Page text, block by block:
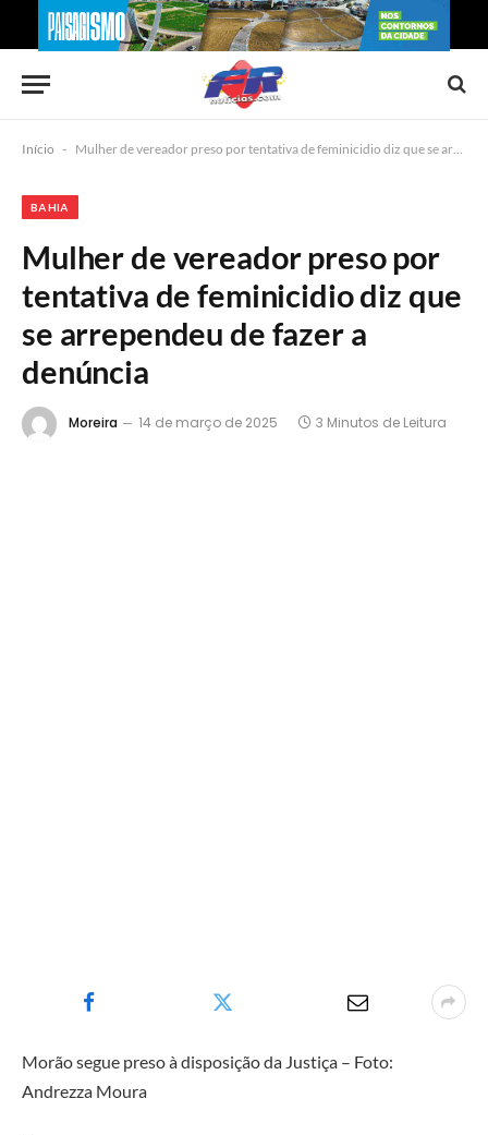
Início - Mulher de vereador preso por tentativa de feminicidio diz que se arrependeu de fazer a denúncia
BAHIA
Mulher de vereador preso por
tentativa de feminicidio diz que
se arrependeu de fazer a
denúncia
Moreira 14 de março de 2025 3 Minutos de Leitura
Morão segue preso à disposição da Justiça – Foto:
Andrezza Moura